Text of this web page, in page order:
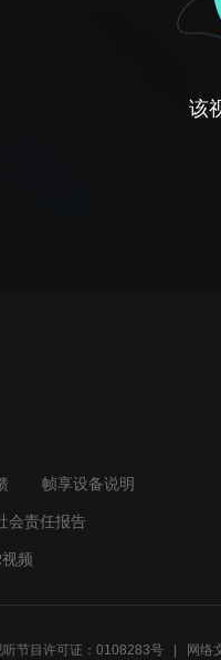
该
帧享设备说明
会责任报告
频
节目许可证：0108283号 网络